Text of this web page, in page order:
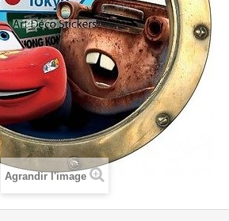
Agrandir l'image